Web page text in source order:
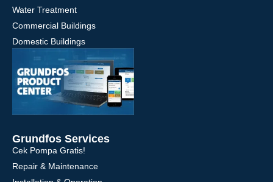
Water Treatment
Commercial Buildings
Domestic Buildings
Grundfos Services
Cek Pompa Gratis!
Repair & Maintenance